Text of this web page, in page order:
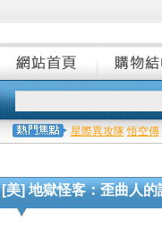
星際異攻隊 悟空傳
[美] 地獄怪客：歪曲人